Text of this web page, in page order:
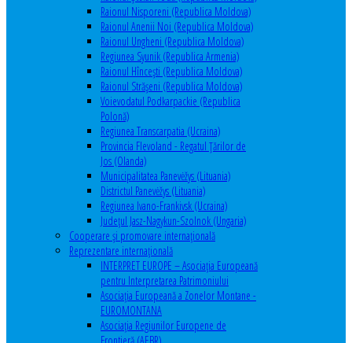
Raionul Nisporeni (Republica Moldova)
Raionul Anenii Noi (Republica Moldova)
Raionul Ungheni (Republica Moldova)
Regiunea Syunik (Republica Armenia)
Raionul Hîncești (Republica Moldova)
Raionul Străşeni (Republica Moldova)
Voievodatul Podkarpackie (Republica
Polonă)
Regiunea Transcarpatia (Ucraina)
Provincia Flevoland - Regatul Ţărilor de
Jos (Olanda)
Municipalitatea Panevėžys (Lituania)
Districtul Panevėžys (Lituania)
Regiunea Ivano-Frankivsk (Ucraina)
Judeţul Jasz-Nagykun-Szolnok (Ungaria)
Cooperare şi promovare internaţională
Reprezentare internaţională
INTERPRET EUROPE – Asociația Europeană
pentru Interpretarea Patrimoniului
Asociația Europeană a Zonelor Montane -
EUROMONTANA
Asociația Regiunilor Europene de